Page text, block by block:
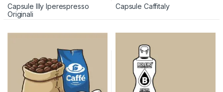
Capsule Illy Iperespresso
Originali
Capsule Caffitaly